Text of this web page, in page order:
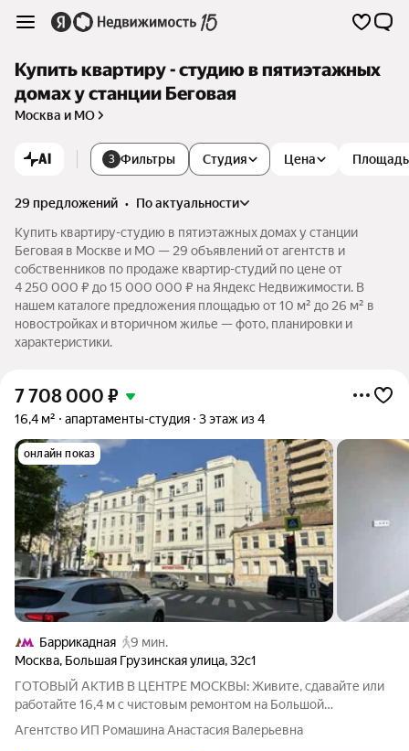
Купить квартиру - студию в пятиэтажных
домах у станции Беговая
Москва и МО
AI 3 Фильтры Студия Цена Площадь
29 предложений •
по актуальности
Купить квартиру-студию в пятиэтажных домах у станции
Беговая в Москве и МО — 29 объявлений от агентств и
собственников по продаже квартир-студий по цене от
4 250 000 ₽ до 15 000 000 ₽ на Яндекс Недвижимости. В
нашем каталоге предложения площадью от 10 м² до 26 м² в
новостройках и вторичном жилье — фото, планировки и
характеристики.
7 708 000 ₽
16,4 м² апартаменты-студия 3 этаж из 4
онлайн показ
Баррикадная
9 мин.
Москва, Большая Грузинская улица,32с1
ГОТОВЫЙ АКТИВ В ЦЕНТРЕ МОСКВЫ: Живите, сдавайте или
работайте 16,4 м с чистовым ремонтом на Большой
Грузинской Представьте: ваша собственная «однушка» в двух
шагах от Садового кольца. Больше не нужно стоять в пробках
Агентство ИП Ромашина Анастасия Валерьевна